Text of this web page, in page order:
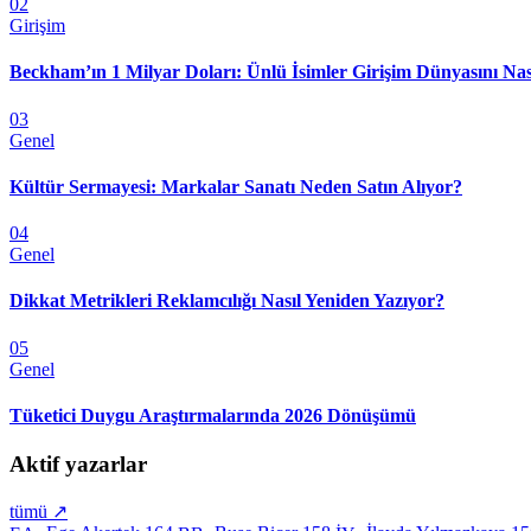
02
Girişim
Beckham’ın 1 Milyar Doları: Ünlü İsimler Girişim Dünyasını
03
Genel
Kültür Sermayesi: Markalar Sanatı Neden Satın Alıyor?
04
Genel
Dikkat Metrikleri Reklamcılığı Nasıl Yeniden Yazıyor?
05
Genel
Tüketici Duygu Araştırmalarında 2026 Dönüşümü
Aktif yazarlar
tümü ↗